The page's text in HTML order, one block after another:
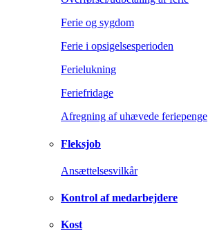
Ferie og sygdom
Ferie i opsigelsesperioden
Ferielukning
Feriefridage
Afregning af uhævede feriepenge
Fleksjob
Ansættelsesvilkår
Kontrol af medarbejdere
Kost